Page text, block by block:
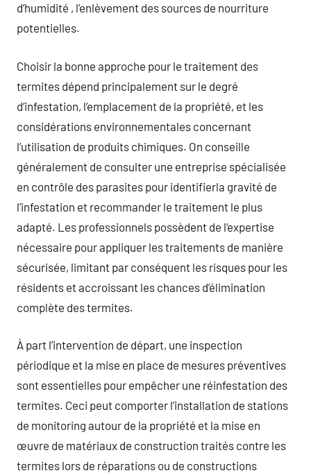
d’humidité , l’enlèvement des sources de nourriture
potentielles.
Choisir la bonne approche pour le traitement des
termites dépend principalement sur le degré
d’infestation, l’emplacement de la propriété, et les
considérations environnementales concernant
l’utilisation de produits chimiques. On conseille
généralement de consulter une entreprise spécialisée
en contrôle des parasites pour identifierla gravité de
l’infestation et recommander le traitement le plus
adapté. Les professionnels possèdent de l’expertise
nécessaire pour appliquer les traitements de manière
sécurisée, limitant par conséquent les risques pour les
résidents et accroissant les chances d’élimination
complète des termites.
À part l’intervention de départ, une inspection
périodique et la mise en place de mesures préventives
sont essentielles pour empêcher une réinfestation des
termites. Ceci peut comporter l’installation de stations
de monitoring autour de la propriété et la mise en
œuvre de matériaux de construction traités contre les
termites lors de réparations ou de constructions